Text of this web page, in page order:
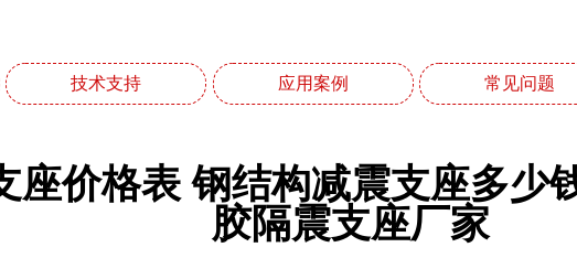
技术支持 应用案例 常见问题
座价格表 钢结构减震支座多少
胶隔震支座厂家